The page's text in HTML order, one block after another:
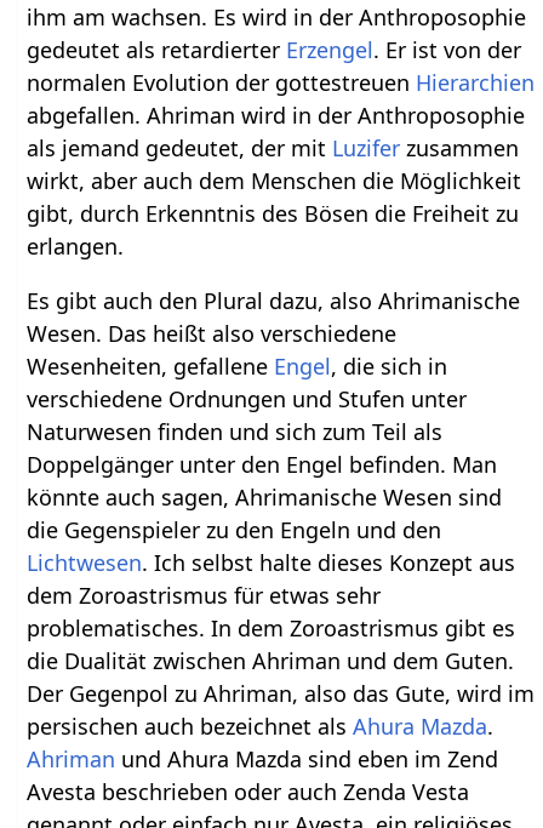
ihm am wachsen. Es wird in der Anthroposophie
gedeutet als retardierter Erzengel. Er ist von der
normalen Evolution der gottestreuen Hierarchien
abgefallen. Ahriman wird in der Anthroposophie
als jemand gedeutet, der mit Luzifer zusammen
wirkt, aber auch dem Menschen die Möglichkeit
gibt, durch Erkenntnis des Bösen die Freiheit zu
erlangen.
Es gibt auch den Plural dazu, also Ahrimanische
Wesen. Das heißt also verschiedene
Wesenheiten, gefallene Engel, die sich in
verschiedene Ordnungen und Stufen unter
Naturwesen finden und sich zum Teil als
Doppelgänger unter den Engel befinden. Man
könnte auch sagen, Ahrimanische Wesen sind
die Gegenspieler zu den Engeln und den
Lichtwesen. Ich selbst halte dieses Konzept aus
dem Zoroastrismus für etwas sehr
problematisches. In dem Zoroastrismus gibt es
die Dualität zwischen Ahriman und dem Guten.
Der Gegenpol zu Ahriman, also das Gute, wird im
persischen auch bezeichnet alsAhura Mazda.
Ahriman und Ahura Mazda sind eben im Zend
Avesta beschrieben oder auch Zenda Vesta